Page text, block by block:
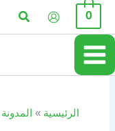
تخطي
المحتوى
0 البحث
الرئيسية المدونة